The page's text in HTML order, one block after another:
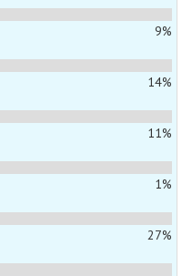
9%
14%
11%
1%
27%